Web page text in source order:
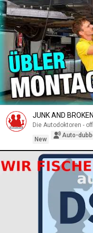
JUNK AND
Die Autodoktoren -
New
Auto-